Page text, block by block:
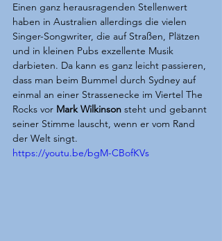
Einen ganz herausragenden Stellenwert
haben in Australien allerdings die vielen
Singer-Songwriter, die auf Straßen, Plätzen
und in kleinen Pubs exzellente Musik
darbieten. Da kann es ganz leicht passieren,
dass man beim Bummel durch Sydney auf
einmal an einer Strassenecke im Viertel The
Rocks vor Mark Wilkinson steht und gebannt
seiner Stimme lauscht, wenn er vom Rand
der Welt singt.
https://youtu.be/bgM-CBofKVs